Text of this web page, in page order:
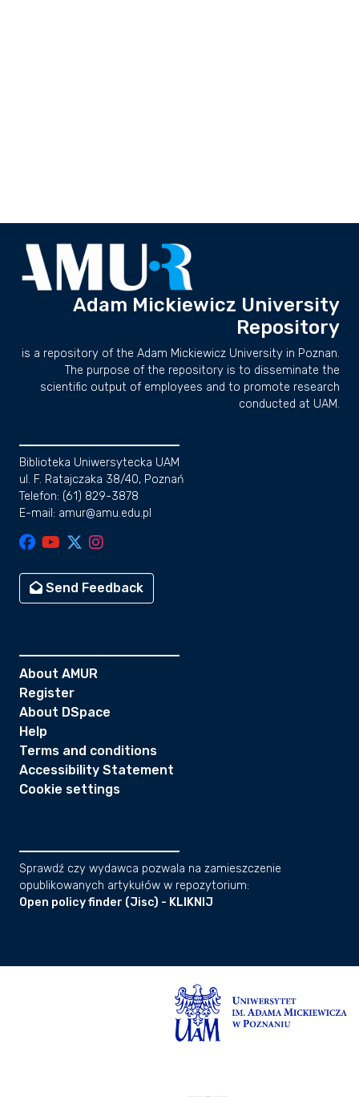
Adam Mickiewicz University
Repository
is a repository of the Adam Mickiewicz University in Poznan.
The purpose of the repository is to disseminate the
scientific output of employees and to promote research
conducted at UAM.
Biblioteka Uniwersytecka UAM
ul. F. Ratajczaka 38/40, Poznań
Telefon: (61) 829-3878
E-mail: amur@amu.edu.pl
Send Feedback
About AMUR
Register
About DSpace
Help
Terms and conditions
Accessibility Statement
Cookie settings
Sprawdź czy wydawca pozwala na zamieszczenie
opublikowanych artykułów w repozytorium:
Open policy finder (Jisc) - KLIKNIJ